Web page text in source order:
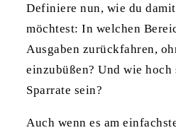
Definiere nun, wie du
möchtest: In welchen
Ausgaben zurückfahren,
einzubüßen? Und wie
Sparrate sein?
Auch wenn es am